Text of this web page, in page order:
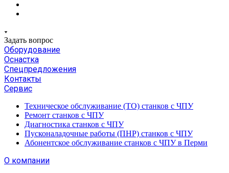
Задать вопрос
Оборудование
Оснастка
Спецпредложения
Контакты
Сервис
Техническое обслуживание (ТО) станков с ЧПУ
Ремонт станков с ЧПУ
Диагностика станков с ЧПУ
Пусконаладочные работы (ПНР) станков с ЧПУ
Абонентское обслуживание станков с ЧПУ в Перми
О компании